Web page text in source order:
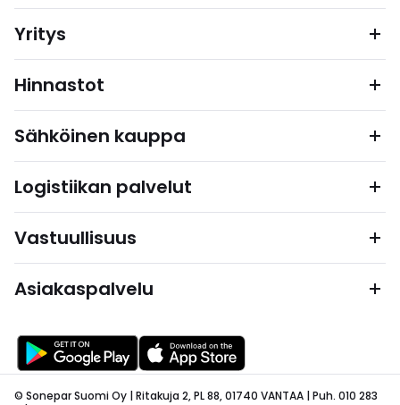
Yritys
Hinnastot
Sähköinen kauppa
Logistiikan palvelut
Vastuullisuus
Asiakaspalvelu
© Sonepar Suomi Oy | Ritakuja 2, PL 88, 01740 VANTAA | Puh. 010 283